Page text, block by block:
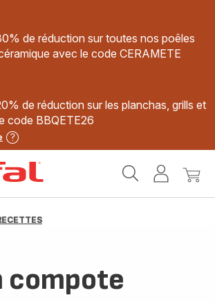
de réduction sur toutes nos poêles
avec le code CERAMETE
de réduction sur les planchas, grills et
code BBQETE26
MonMon
compote